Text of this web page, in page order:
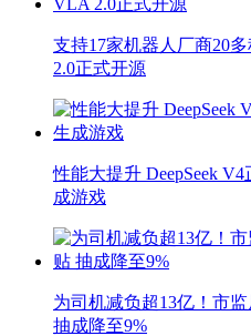
支持17家机器人厂商20
2.0正式开源
性能大提升 DeepSeek
成游戏
为司机减负超13亿！市
抽成降至9%